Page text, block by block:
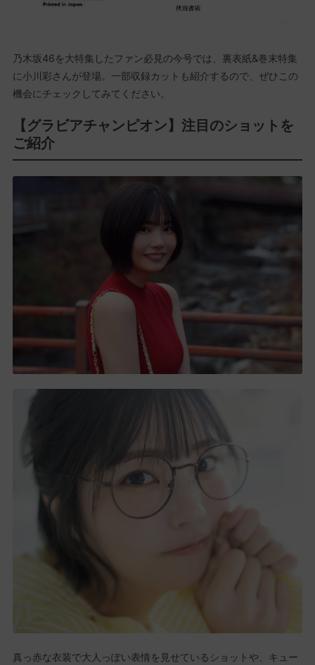
乃木坂46を大特集したファン必見の今号では、裏表紙&巻末特集
に小川彩さんが登場。一部収録カットも紹介するので、ぜひこの
機会にチェックしてみてください。
【グラビアチャンピオン】注目のショットを
ご紹介
真っ赤な衣装で大人っぽい表情を見せているショットや、キュー